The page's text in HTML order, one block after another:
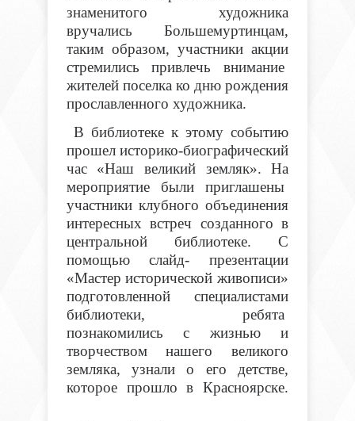
знаменитого художника
вручались Большемуртинцам,
таким образом, участники акции
стремились привлечь внимание
жителей поселка ко дню рождения
прославленного художника.
В библиотеке к этому событию
прошел историко-биографический
час «Наш великий земляк». На
мероприятие были приглашены
участники клубного объединения
интересных встреч созданного в
центральной библиотеке. С
помощью слайд- презентации
«Мастер исторической живописи»
подготовленной специалистами
библиотеки, ребята
познакомились с жизнью и
творчеством нашего великого
земляка, узнали о его детстве,
которое прошло в Красноярске.